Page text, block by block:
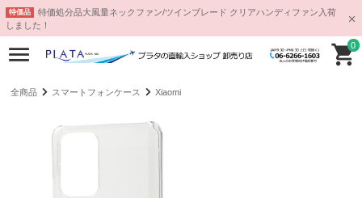
特価品
特価処分品大風量ネックファン/ツインブレード クリアハンディファン入荷
しました！
0
全商品 スマートフォンケース Xiaomi